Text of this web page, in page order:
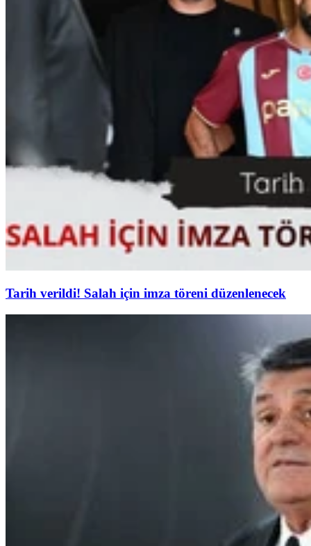
Tarih verildi! Salah için imza töreni düzenlenecek